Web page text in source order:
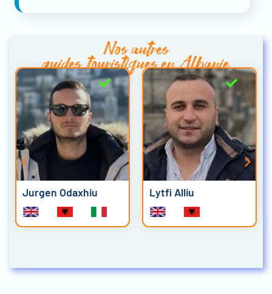
Nos autres
guides touristiques en Albanie
Jurgen Odaxhiu Lytfi Alliu